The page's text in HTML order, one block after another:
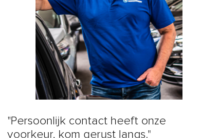
"Persoonlijk contact heeft onze
voorkeur, kom gerust langs."